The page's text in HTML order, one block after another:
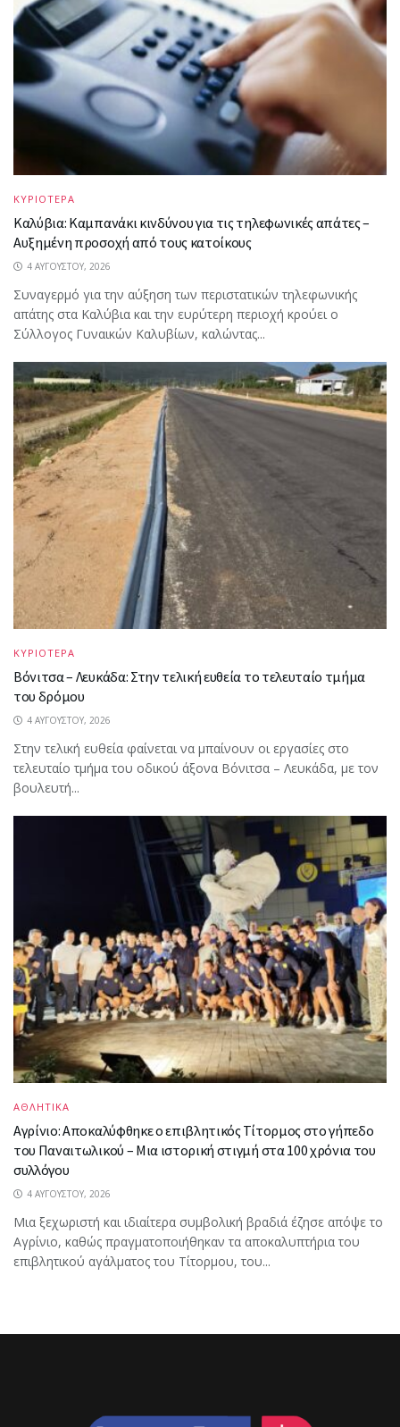
ΚΥΡΙΟΤΕΡΑ
Καλύβια: Καμπανάκι κινδύνου για τις τηλεφωνικές απάτες –
Αυξημένη προσοχή από τους κατοίκους
4 ΑΥΓΟΎΣΤΟΥ, 2026
Συναγερμό για την αύξηση των περιστατικών τηλεφωνικής
απάτης στα Καλύβια και την ευρύτερη περιοχή κρούει ο
Σύλλογος Γυναικών Καλυβίων, καλώντας...
ΚΥΡΙΟΤΕΡΑ
Βόνιτσα – Λευκάδα: Στην τελική ευθεία το τελευταίο τμήμα
του δρόμου
4 ΑΥΓΟΎΣΤΟΥ, 2026
Στην τελική ευθεία φαίνεται να μπαίνουν οι εργασίες στο
τελευταίο τμήμα του οδικού άξονα Βόνιτσα – Λευκάδα, με τον
βουλευτή...
ΑΘΛΗΤΙΚΑ
Αγρίνιο: Αποκαλύφθηκε ο επιβλητικός Τίτορμος στο γήπεδο
του Παναιτωλικού – Μια ιστορική στιγμή στα 100 χρόνια του
συλλόγου
4 ΑΥΓΟΎΣΤΟΥ, 2026
Μια ξεχωριστή και ιδιαίτερα συμβολική βραδιά έζησε απόψε το
Αγρίνιο, καθώς πραγματοποιήθηκαν τα αποκαλυπτήρια του
επιβλητικού αγάλματος του Τίτορμου, του...